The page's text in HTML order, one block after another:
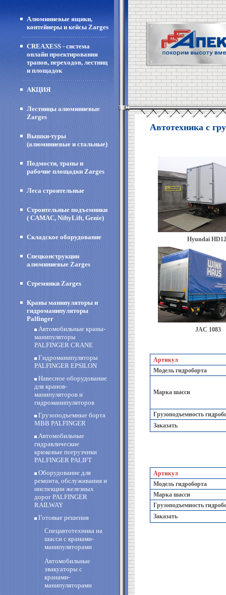
Алюминиевые ящики,
контейнеры и кейсы Zarges
CREAXESS - система
онлайн проектирования
трапов, переходов, лестниц
и площадок
АКЦИЯ
Лестницы алюминиевые
Zarges
Вышки-туры
(алюминиевые и стальные)
Подмости, трапы и
рабочие площадки Zarges
Леса строительные
Строительные подъемники
( CAMAC, NiftyLift, Genie)
Складское оборудование
Спецконструкции
алюминиевые Zarges
Стремянки Zarges
Краны манипуляторы и
гидроманипуляторы
Palfinger
Автомобильные краны-
манипуляторы
PALFINGER CRANE
Гидроманипуляторы
PALFINGER EPSILON
Навесное оборудование
для кранов-
манипуляторов и
гидроманипуляторов
Грузоподъемные борта
MBB PALFINGER
Автомобильные
гидравлические
крюковые погрузчики
PALFINGER PALIFT
Оборудование для
ремонта, обслуживания и
инспекции железных
дорог PALFINGER
RAILWAY
Готовые решения
Спецавтотехника на
шасси с кранами-
манипуляторами
Автомобильные
эвакуаторы с
кранами-
манипуляторами
Автотехника с
Hyundai
JAC 1083
Артикул
Модель гидроборта
Марка шасси
Грузоподъемность
Заказать
Артикул
Модель гидроборта
Марка шасси
Грузоподъемность
Заказать